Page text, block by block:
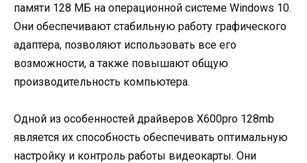
памяти 128 МБ на операционной системе Windows 10.
Они обеспечивают стабильную работу графического
адаптера, позволяют использовать все его
возможности, а также повышают общую
производительность компьютера.
Одной из особенностей драйверов X600pro 128mb
является их способность обеспечивать оптимальную
настройку и контроль работы видеокарты. Они